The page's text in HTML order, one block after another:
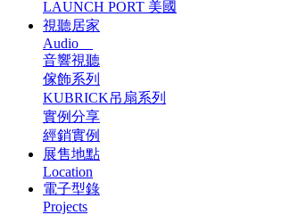
LAUNCH PORT 美國
視聽居家
Audio
音響視聽
傢飾系列
KUBRICK吊扇系列
實例分享
經銷實例
展售地點
Location
電子型錄
Projects